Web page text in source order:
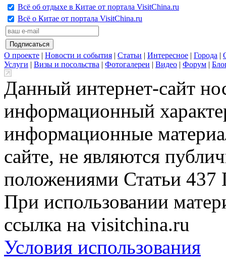
Всё об отдыхе в Китае от портала VisitChina.ru
Всё о Китае от портала VisitChina.ru
О проекте | Новости и события | Статьи | Интересное | Города |
Услуги | Визы и посольства | Фотогалереи | Видео | Форум |
Данный интернет-сайт
информационный
информационные
сайте, не являются
положениями Статьи 437
При использовании
ссылка на visitchina.ru
Условия использования